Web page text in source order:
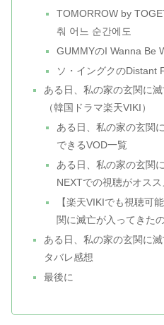
TOMORROW by
춰 어느 순간에도
GUMMYのI Wanna Be
ソ・イングクのDistant
ある日、私の家の玄関に
（韓国ドラマ楽天VIKI）
ある日、私の家の玄関
できるVOD一覧
ある日、私の家の玄関
NEXTでの視聴がオスス
【楽天VIKIでも視聴可
関に滅亡が入ってきた
ある日、私の家の玄関に
タバレ感想
最後に